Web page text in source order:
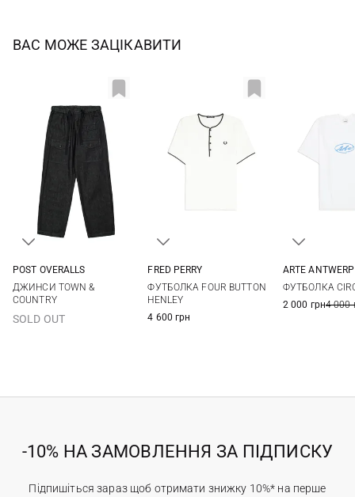
ВАС МОЖЕ ЗАЦІКАВИТИ
POST OVERALLS
ДЖИНСИ TOWN &
COUNTRY
SOLD OUT
FRED PERRY
ФУТБОЛКА FOUR BUTTON
HENLEY
4 600 грн
ARTE ANTWERP
ФУТБОЛКА
2 000 грн4 000
-10% НА ЗАМОВЛЕННЯ ЗА ПІДПИСКУ
Підпишіться зараз щоб отримати знижку 10%* на перше